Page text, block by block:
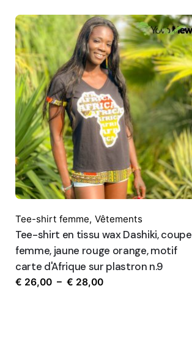
Tee-shirt femme, Vêtements
Tee-shirt en tissu wax Dashiki, coupe
femme, jaune rouge orange, motif
carte d'Afrique sur plastron n.9
€ 26,00 – € 28,00Plage